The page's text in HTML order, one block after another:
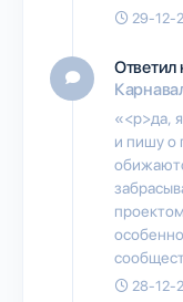
29-12-
Ответил
«<p>да,
и пишу о
28-12-